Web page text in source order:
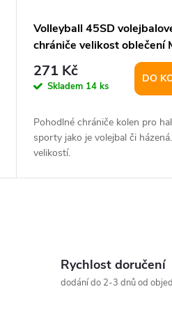
Volleyball 45SD
chrániče velikost oblečení
271 Kč
Skladem 14 ks
DO
Pohodlné chrániče kolen pro
sporty jako je volejbal či
velikostí.
Rychlost doručení
dodání do 2-3 dnů od